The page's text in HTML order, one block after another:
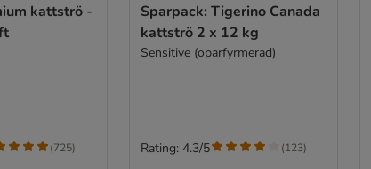
kattströ -
(725)
Sparpack: Tigerino Canada
kattströ 2 x 12 kg
Sensitive (oparfyrmerad)
Rating: 4.3/5 (123)